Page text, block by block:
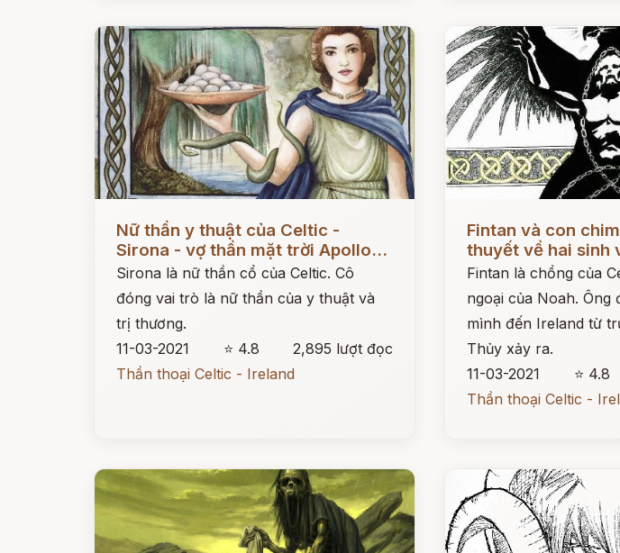
Nữ thần y thuật của Celtic -
Sirona - vợ thần mặt trời Apollo...
Sirona là nữ thần cổ của Celtic. Cô
đóng vai trò là nữ thần của y thuật và
trị thương.
11-03-2021
⭐ 4.8
2,895 lượt đọc
Thần thoại Celtic - Ireland
Fintan và con
thuyết về hai sinh
Fintan là chồng của
ngoại của Noah. Ông
mình đến Ireland từ
Thủy xảy ra.
11-03-2021
⭐ 4.8
Thần thoại Celtic -